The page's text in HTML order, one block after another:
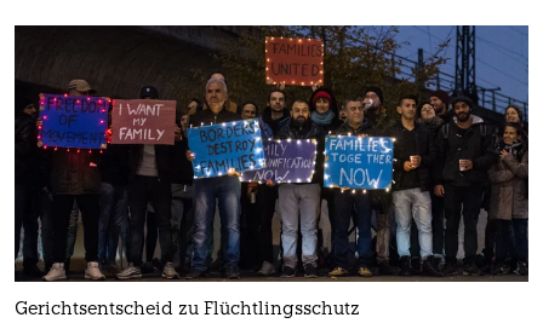
Gerichtsentscheid zu Flüchtlingsschutz